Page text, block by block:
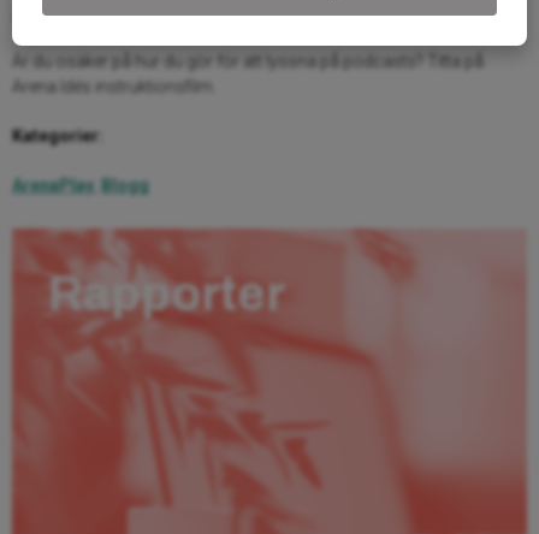
2016 ››
Arena Idés instruktionsfilm.
Kategorier:
ArenaPlay Blogg
Rapporter